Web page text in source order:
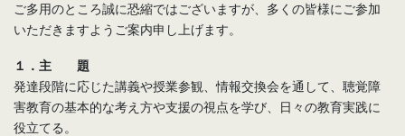
ご多用のところ誠に恐縮ではございますが、多くの皆様にご参加
いただきますようご案内申し上げます。
１．主 題
発達段階に応じた講義や授業参観、情報交換会を通して、聴覚障
害教育の基本的な考え方や支援の視点を学び、日々の教育実践に
役立てる。